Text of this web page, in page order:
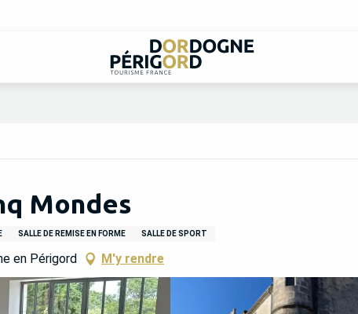
Mondes
SALLE DE REMISE EN FORME SALLE DE SPORT
en Périgord M'y rendre